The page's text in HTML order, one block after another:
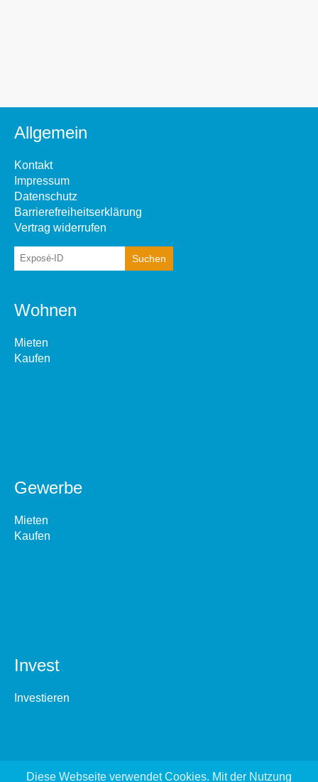
Allgemein
Kontakt
Impressum
Datenschutz
Barrierefreiheitserklärung
Vertrag widerrufen
Wohnen
Mieten
Kaufen
Gewerbe
Mieten
Kaufen
Invest
Investieren
Diese Webseite verwendet Cookies. Mit der Nutzung